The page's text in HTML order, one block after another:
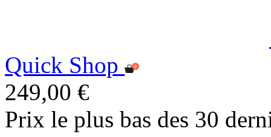
Quick Shop
249,00 €
Prix le plus bas des 30